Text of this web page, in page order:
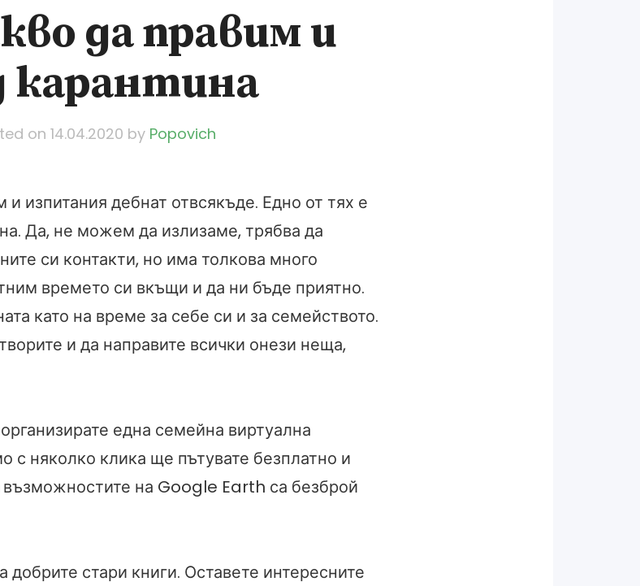
да правим и
карантина
on 14.04.2020 by Popovich
изпитания дебнат отвсякъде. Едно от тях е
Да, не можем да излизаме, трябва да
си контакти, но има толкова много
времето си вкъщи и да ни бъде приятно.
като на време за себе си и за семейството.
и да направите всички онези неща,
една семейна виртуална
с няколко клика ще пътувате безплатно и
възможностите на Google Earth са безброй
стари книги. Оставете интересните